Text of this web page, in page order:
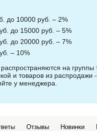
до 10000 руб. – 2%
до 15000 руб. – 5%
до 20000 руб. – 7%
– 10%
на группы
и товаров из распродажи -
у менеджера.
Отзывы Новинки